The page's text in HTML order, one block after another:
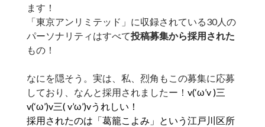
ます！
「東京アンリミテッド」に収録されている30人の
パーソナリティはすべて投稿募集から採用された
もの！
なにを隠そう。実は、私、烈角もこの募集に応募
しており、なんと採用されましたー！ v(‘ω’v )三
v(‘ω’)v三( v’ω’)vうれしい！
採用されたのは「葛籠こよみ」という江戸川区所